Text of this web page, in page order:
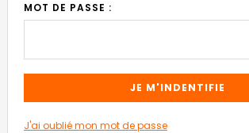
MOT DE PASSE :
J'ai oublié mon mot de passe